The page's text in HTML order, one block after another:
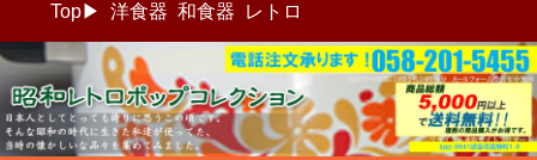
Top▶ 洋食器 和食器 レトロ